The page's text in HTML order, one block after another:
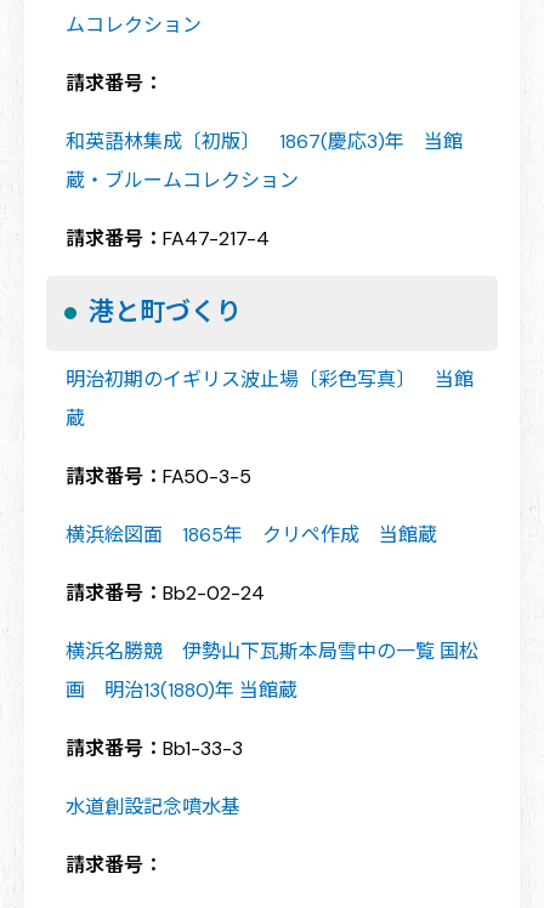
ムコレクション
請求番号：
和英語林集成〔初版〕 1867(慶応3)年 当館
蔵・ブルームコレクション
請求番号： FA47-217-4
港と町づくり
明治初期のイギリス波止場〔彩色写真〕 当館
蔵
請求番号： FA50-3-5
横浜絵図面 1865年 クリペ作成 当館蔵
請求番号： Bb2-02-24
横浜名勝競 伊勢山下瓦斯本局雪中の一覧 国松
画 明治13(1880)年 当館蔵
請求番号： Bb1-33-3
水道創設記念噴水基
請求番号：